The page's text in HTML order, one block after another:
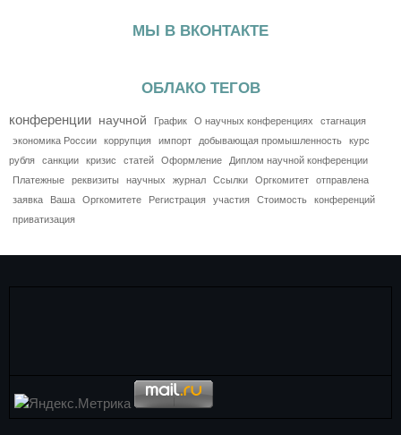
МЫ В ВКОНТАКТЕ
ОБЛАКО ТЕГОВ
конференции научной График О научных конференциях
стагнация
экономика России
коррупция импорт добывающая промышленность
курс
рубля
санкции кризис статей Оформление
Диплом научной конференции
Платежные
реквизиты научных журнал Ссылки Оргкомитет
отправлена
заявка
Ваша Оргкомитете Регистрация участия Стоимость
конференций
приватизация